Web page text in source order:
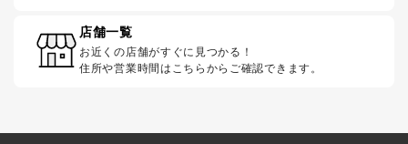
店舗一覧
お近くの店舗がすぐに見つかる！
住所や営業時間はこちらからご確認できます。